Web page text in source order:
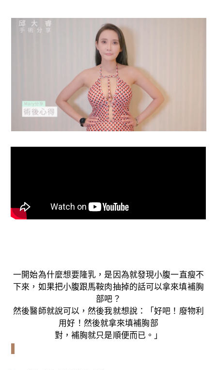
一開始為什麼想要隆乳，是因為就發現小腹一直瘦不
下來，如果把小腹跟馬鞍肉抽掉的話可以拿來填補胸
部吧？
然後醫師就說可以，然後我就想說：「好吧！廢物利
用好！然後就拿來填補胸部
對，補胸就只是順便而已。」